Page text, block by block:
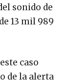
sonido de
13 mil 989
caso
de la alerta